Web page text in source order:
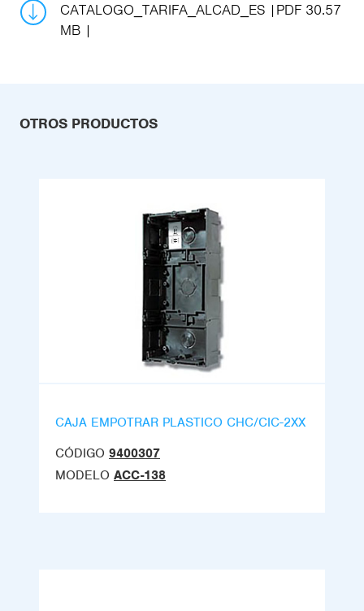
CATALOGO_TARIFA_ALCAD_ES
PDF 30.57
MB
OTROS PRODUCTOS
CAJA EMPOTRAR PLASTICO CHC/CIC-2XX
CÓDIGO 9400307
MODELO ACC-138